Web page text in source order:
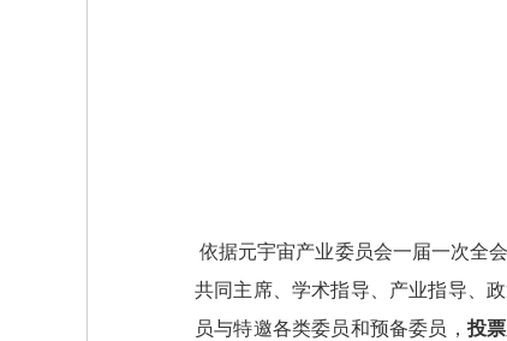
依据元宇宙产业委员会一届一次全
共同主席、学术指导、产业指导、政
员与特邀各类委员和预备委员， 投